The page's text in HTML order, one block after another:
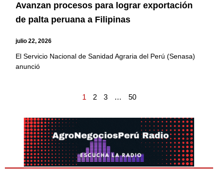
Avanzan procesos para lograr exportación
de palta peruana a Filipinas
julio 22, 2026
El Servicio Nacional de Sanidad Agraria del Perú (Senasa)
anunció
1 2 3 … 50